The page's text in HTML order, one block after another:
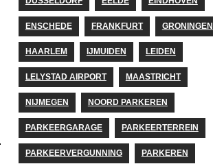
ENSCHEDE FRANKFURT GRONINGEN
HAARLEM IJMUIDEN LEIDEN
LELYSTAD AIRPORT MAASTRICHT
NIJMEGEN NOORD PARKEREN
PARKEERGARAGE PARKEERTERREIN
PARKEERVERGUNNING PARKEREN